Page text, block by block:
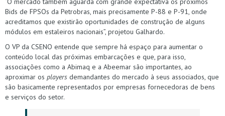
Bids de FPSOs da Petrobras, mais precisamente P-88 e P-91, onde
acreditamos que existirão oportunidades de construção de alguns
módulos em estaleiros nacionais”, projetou Galhardo.
O VP da CSENO entende que sempre há espaço para aumentar o
conteúdo local das próximas embarcações e que, para isso,
associações como a Abimaq e a Abeemar são importantes, ao
aproximar os players demandantes do mercado à seus associados, que
são basicamente representados por empresas fornecedoras de bens
e serviços do setor.